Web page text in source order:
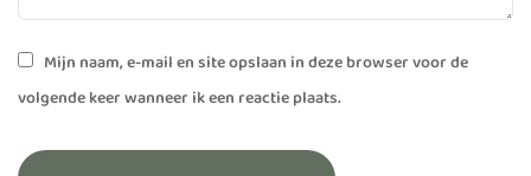
Mijn naam, e-mail en site opslaan in deze browser voor de
volgende keer wanneer ik een reactie plaats.